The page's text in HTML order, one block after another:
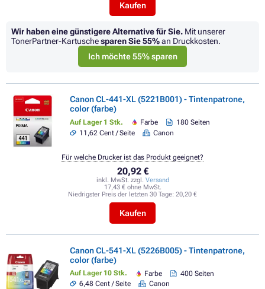
Kaufen
Wir haben eine günstigere Alternative für Sie. Mit unserer
TonerPartner-Kartuschesparen Sie55%an Druckkosten.
Ich möchte 55% sparen
Canon CL-441-XL (5221B001) - Tintenpatrone,
color (farbe)
Auf Lager 1 Stk. Farbe
180 Seiten
11,62 Cent / Seite
Canon
20,92 €
inkl. MwSt. zzgl. Versand
17,43 € ohne MwSt.
Niedrigster Preis der letzten 30 Tage: 20,20 €
Kaufen
Für welche Drucker ist das Produkt geeignet?
Canon CL-541-XL (5226B005) - Tintenpatrone,
color (farbe)
Auf Lager 10 Stk. Farbe
400 Seiten
6,48 Cent / Seite
Canon